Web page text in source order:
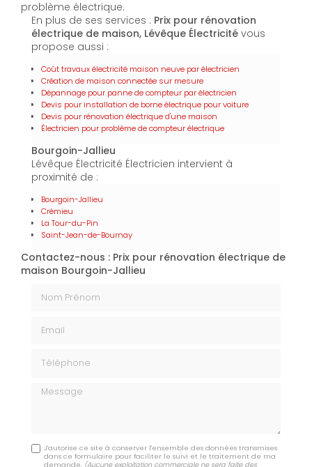
problème électrique.
En plus de ses services : Prix pour rénovation
électrique de maison, Lévêque Électricité vous
propose aussi :
Coût travaux électricité maison neuve par électricien
Création de maison connectée sur mesure
Dépannage pour panne de compteur par électricien
Devis pour installation de borne électrique pour voiture
Devis pour rénovation électrique d'une maison
Électricien pour problème de compteur électrique
Bourgoin-Jallieu
Lévêque Électricité Électricien intervient à
proximité de :
Bourgoin-Jallieu
Crémieu
La Tour-du-Pin
Saint-Jean-de-Bournay
Contactez-nous : Prix pour rénovation électrique de
maison Bourgoin-Jallieu
Message
J'autorise ce site à conserver l'ensemble des données transmises
dans ce formulaire pour faciliter le suivi et le traitement de ma
demande. (Aucune exploitation commerciale ne sera faite des